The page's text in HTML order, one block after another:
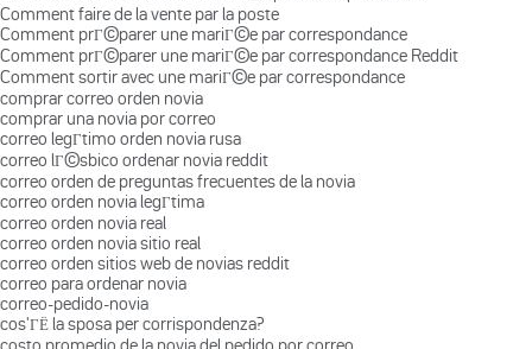
Comment faire de la vente par la poste
Comment prГ©parer une mariГ©e par correspondance
Comment prГ©parer une mariГ©e par correspondance Reddit
Comment sortir avec une mariГ©e par correspondance
comprar correo orden novia
comprar una novia por correo
correo legГ­timo orden novia rusa
correo lГ©sbico ordenar novia reddit
correo orden de preguntas frecuentes de la novia
correo orden novia legГ­tima
correo orden novia real
correo orden novia sitio real
correo orden sitios web de novias reddit
correo para ordenar novia
correo-pedido-novia
cos'ГЁ la sposa per corrispondenza?
costo promedio de la novia del pedido por correo